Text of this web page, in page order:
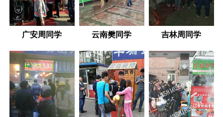
广安周同学 云南樊同学 吉林周同学